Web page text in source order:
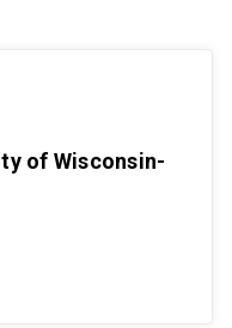
of Wisconsin-